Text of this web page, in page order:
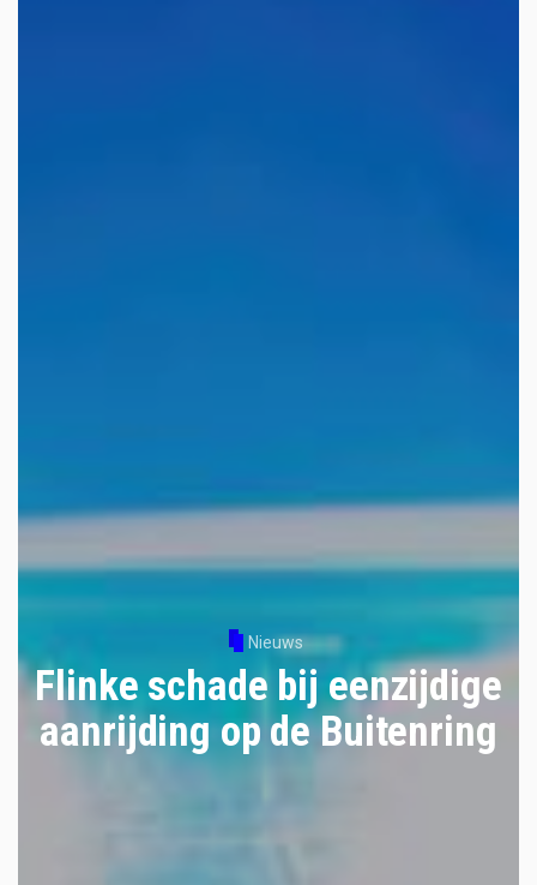
Nieuws
Flinke schade bij eenzijdige
aanrijding op de Buitenring